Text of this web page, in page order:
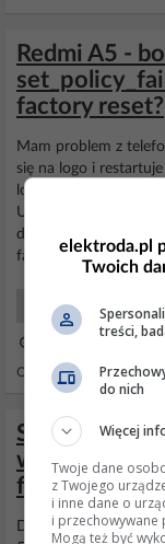
Redmi A5 -
factory reset?
Mam problem z
się na logo i
load Android system.
USERDATA Reason
dostępne są opcje:
fastboot Wipe cache
Smartfony
17 Cze 2026 18:45
Odpowiedzi: 1
Sharp
włącza się
firmware
Dzień dobry,
elektroda.pl
Twoich
treści,
do nich
Więcej
Twoje dane
z Twojego
i inne dane o
i
Mogą też być